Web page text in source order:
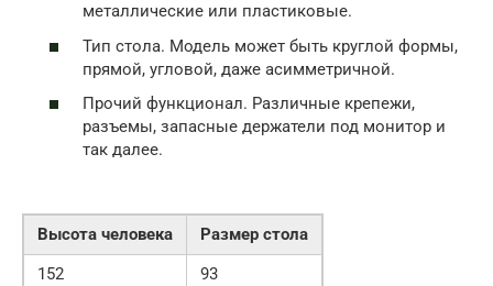
металлические или пластиковые.
Тип стола. Модель может быть круглой формы,
прямой, угловой, даже асимметричной.
Прочий функционал. Различные крепежи,
разъемы, запасные держатели под монитор и
так далее.
Высота человека
Размер стола
152
93